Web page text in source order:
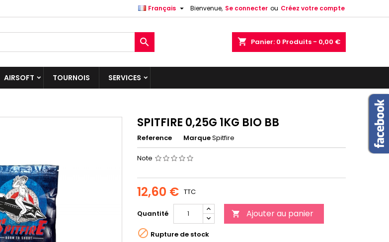
Bienvenue, Se connecter ou Créez votre compte
Français 
shopping_cart Panier: 0 Produits - 0,00 €

AIRSOFT TOURNOIS SERVICES
SPITFIRE 0,25G 1KG BIO BB
Reference MarqueSpitfire
Note
12,60 € TTC
Quantité  Ajouter au panier
 Rupture de stock